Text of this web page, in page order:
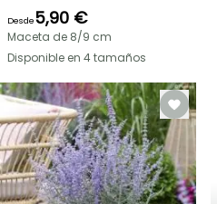
Desde5,90 €
Maceta de 8/9 cm
Disponible en 4 tamaños